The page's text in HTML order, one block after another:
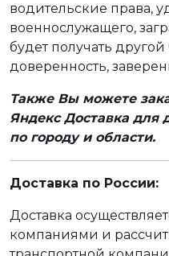
водительские права,
военнослужащего,
будет получать
доверенность,
Также Вы можете
Яндекс Доставка для
по городу и области.
Доставка по России:
Доставка
компаниями и